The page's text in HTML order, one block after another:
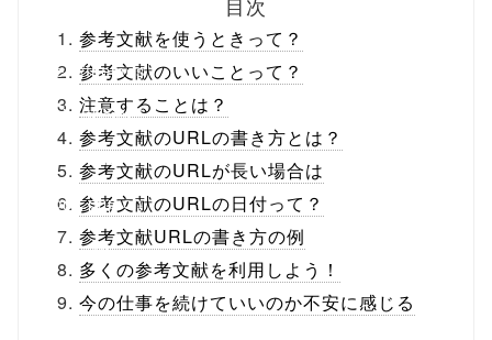
ml/wp-
content/themes
/tapbiz_theme/
parts/sns-
buttons.php on
line10
/1045603"
参考文献を使うときって？
参考文献のいいことって？
注意することは？
参考文献のURLの書き方とは？
参考文献のURLが長い場合は
参考文献のURLの日付って？
参考文献URLの書き方の例
多くの参考文献を利用しよう！
今の仕事を続けていいのか不安に感じる